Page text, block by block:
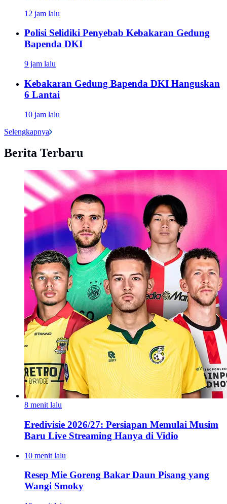
12 jam lalu
Polisi Selidiki Penyebab Kebakaran Gedung
Bapenda DKI
9 jam lalu
Kebakaran Gedung Bapenda DKI Hanguskan
6 Lantai
10 jam lalu
Selengkapnya
Berita Terbaru
8 menit lalu
Eredivisie 2026/27: Persiapan Memulai Musim
Baru Live Streaming Hanya di Vidio
10 menit lalu
Resep Mie Goreng Bakar Daun Pisang yang
Wangi Smoky